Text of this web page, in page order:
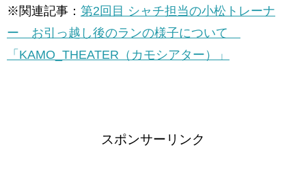
※関連記事： 第2回目 シャチ担当の小松トレーナ
ー お引っ越し後のランの様子について
「KAMO_THEATER（カモシアター）」
スポンサーリンク